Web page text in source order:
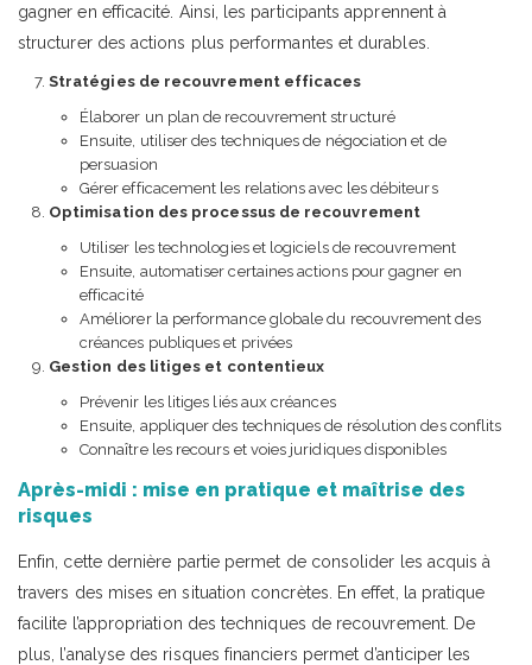
gagner en efficacité. Ainsi, les participants apprennent à
structurer des actions plus performantes et durables.
Stratégies de recouvrement efficaces
Élaborer un plan de recouvrement structuré
Ensuite, utiliser des techniques de négociation et de
persuasion
Gérer efficacement les relations avec les débiteurs
Optimisation des processus de recouvrement
Utiliser les technologies et logiciels de recouvrement
Ensuite, automatiser certaines actions pour gagner en
efficacité
Améliorer la performance globale du recouvrement des
créances publiques et privées
Gestion des litiges et contentieux
Prévenir les litiges liés aux créances
Ensuite, appliquer des techniques de résolution des conflits
Connaître les recours et voies juridiques disponibles
Après-midi : mise en pratique et maîtrise des
risques
Enfin, cette dernière partie permet de consolider les acquis à
travers des mises en situation concrètes. En effet, la pratique
facilite l’appropriation des techniques de recouvrement. De
plus, l’analyse des risques financiers permet d’anticiper les